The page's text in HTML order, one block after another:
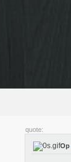
quote:
Op